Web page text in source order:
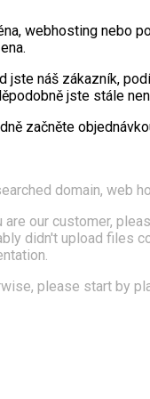
webhosting nebo
jste náš zákazník,
jste stále
začněte
domain, web
are our customer,
didn't upload files
please start by